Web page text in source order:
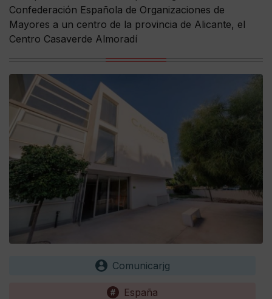
Confederación Española de Organizaciones de
Mayores a un centro de la provincia de Alicante, el
Centro Casaverde Almoradí
Comunicarjg
España